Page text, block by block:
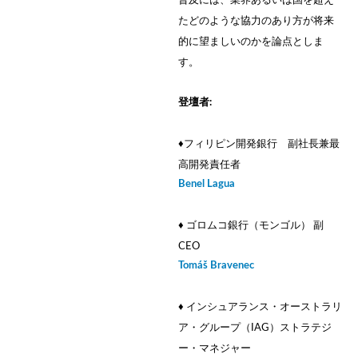
たどのような協力のあり方が将来
的に望ましいのかを論点としま
す。
登壇者:
♦︎フィリピン開発銀行 副社長兼最
高開発責任者
Benel Lagua
♦ ゴロムコ銀行（モンゴル） 副
CEO
Tomáš Bravenec
♦ インシュアランス・オーストラリ
ア・グループ（IAG）ストラテジ
ー・マネジャー